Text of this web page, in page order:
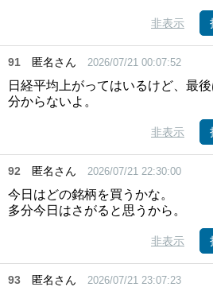
非表示
91 匿名さん 2026/07/21 00:07:52
日経平均上がってはいるけど、最
分からないよ。
非表示
92 匿名さん 2026/07/21 22:30:00
今日はどの銘柄を買うかな。
多分今日はさがると思うから。
非表示
93 匿名さん 2026/07/21 23:07:23